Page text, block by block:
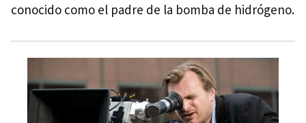
conocido como el padre de la bomba de hidrógeno.